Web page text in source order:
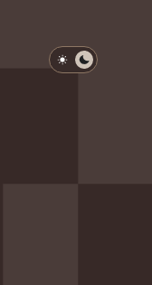
淺色模式
深色模式